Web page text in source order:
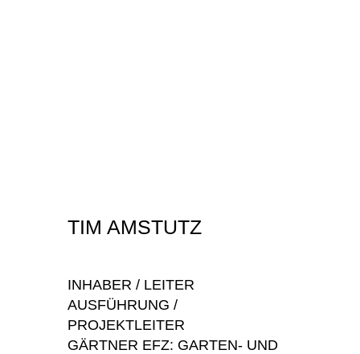
TIM AMSTUTZ
INHABER / LEITER
AUSFÜHRUNG /
PROJEKTLEITER
GÄRTNER EFZ: GARTEN- UND